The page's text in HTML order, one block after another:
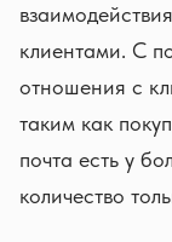
клиентами. С
отношения с
таким как
почта есть у
количество